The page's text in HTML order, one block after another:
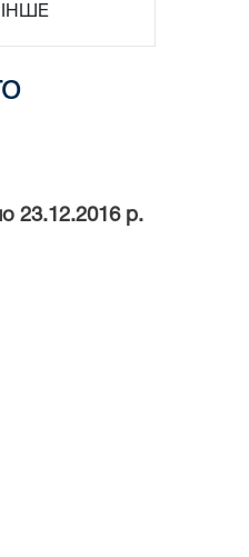
ІНШЕ
23.12.2016 р.